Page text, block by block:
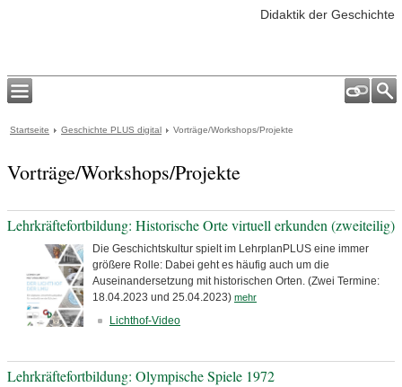
Didaktik der Geschichte
Startseite Geschichte PLUS digital Vorträge/Workshops/Projekte
Vorträge/Workshops/Projekte
Lehrkräftefortbildung: Historische Orte virtuell erkunden (zweiteilig)
Die Geschichtskultur spielt im LehrplanPLUS eine immer
größere Rolle: Dabei geht es häufig auch um die
Auseinandersetzung mit historischen Orten. (Zwei Termine:
18.04.2023 und 25.04.2023) mehr
Lichthof-Video
Lehrkräftefortbildung: Olympische Spiele 1972